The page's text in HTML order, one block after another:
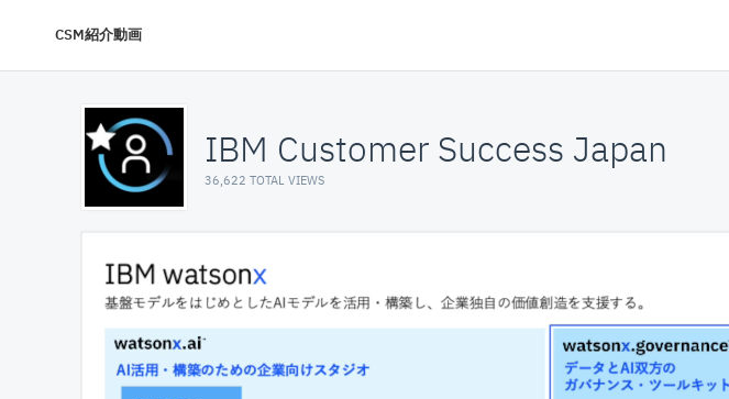
CSM紹介動画
IBM Customer Success Japan
36,622 TOTAL VIEWS